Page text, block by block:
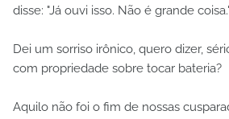
disse: "Já ouvi isso. Não é grande
Dei um sorriso irônico, quero dizer,
com propriedade sobre tocar bateria?
Aquilo não foi o fim de nossas